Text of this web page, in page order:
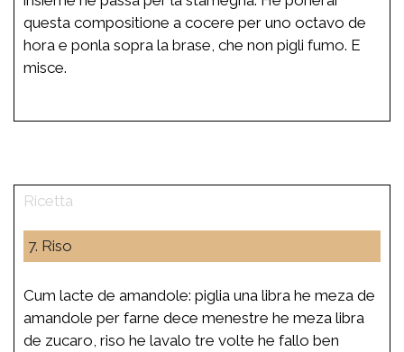
questa compositione a cocere per uno octavo de
hora e ponla sopra la brase, che non pigli fumo. E
misce.
7. Riso
Cum lacte de amandole: piglia una libra he meza de
amandole per farne dece menestre he meza libra
de zucaro, riso he lavalo tre volte he fallo ben